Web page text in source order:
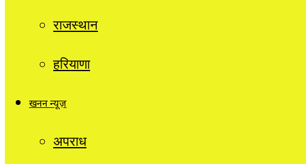
राजस्थान
हरियाणा
खनन न्यूज़
अपराध